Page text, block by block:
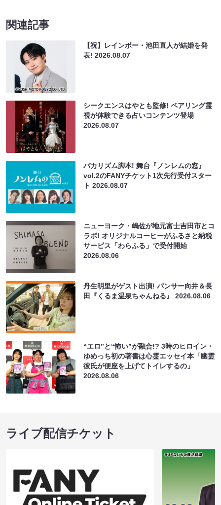
関連記事
【祝】レインボー・池田直人が結婚を発
表!2026.08.07
シークエンスはやとも監修! ペアリング霊
視が体験できる占いコンテンツ登場
2026.08.07
バカリズム脚本! 舞台『ノンレムの窓』
vol.2のFANYチケット1次先行受付スター
ト2026.08.07
ニューヨーク・嶋佐が地元富士吉田市とコ
ラボ! オリジナルコーヒーがふるさと納税
サービス「わらふる」で受付開始
2026.08.06
丹生明里がゲスト出演! パンサー向井＆長
田『くるま温泉ちゃんねる』2026.08.06
“エロ”と“怖い”が融合!? 3時のヒロイン・
ゆめっち初の著書は心霊エッセイ本「幽霊
彼氏が便座を上げてトイレするの」
2026.08.06
ライブ配信チケット